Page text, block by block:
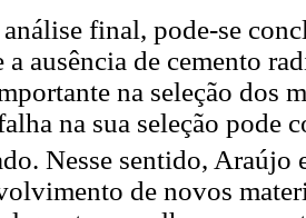
final, pode-se
a ausência de cemento
na seleção dos
na sua seleção
Nesse sentido, Araújo
de novos